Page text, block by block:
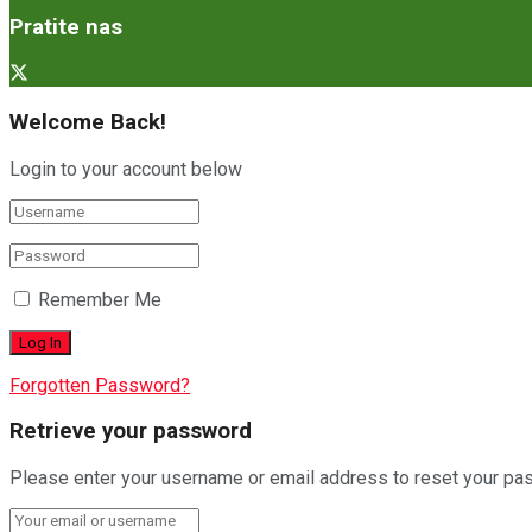
Pratite nas
Welcome Back!
Login to your account below
Remember Me
Forgotten Password?
Retrieve your password
Please enter your username or email address to reset your